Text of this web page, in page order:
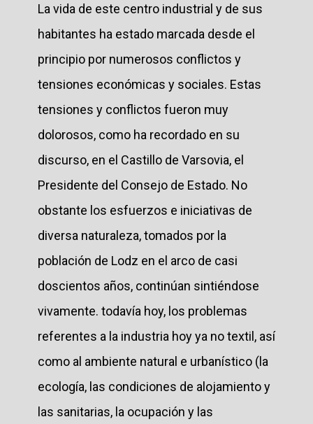
La vida de este centro industrial y de sus
habitantes ha estado marcada desde el
principio por numerosos conflictos y
tensiones económicas y sociales. Estas
tensiones y conflictos fueron muy
dolorosos, como ha recordado en su
discurso, en el Castillo de Varsovia, el
Presidente del Consejo de Estado. No
obstante los esfuerzos e iniciativas de
diversa naturaleza, tomados por la
población de Lodz en el arco de casi
doscientos años, continúan sintiéndose
vivamente. todavía hoy, los problemas
referentes a la industria hoy ya no textil, así
como al ambiente natural e urbanístico (la
ecología, las condiciones de alojamiento y
las sanitarias, la ocupación y las